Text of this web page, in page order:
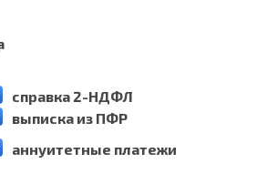
️справка 2-НДФЛ
️выписка из ПФР
️аннуитетные платежи